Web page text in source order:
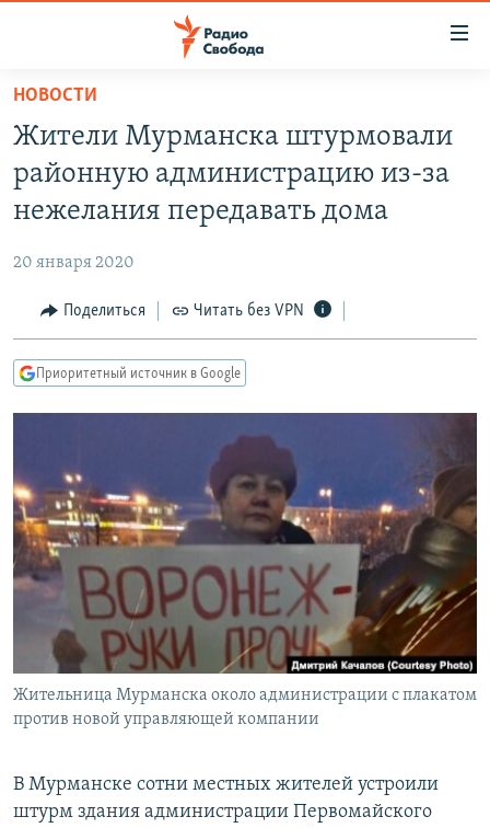
упрощенного
доступа
Вернуться
основному
Вернутся
Вернутся
АВТОРСКИЕ ПРОЕКТЫ
МНЕНИЯ
КУЛЬТУРА
КАВКАЗ.РЕАЛИИ
СИБИРЬ.РЕАЛИИ
РАСПИСАНИЕ ВЕЩАНИЯ
ПОДПИШИТЕСЬ НА РАССЫЛКУ
СОЦИАЛЬНЫЕ СЕТИ
НОВОСТИ
Жители Мурманска штурмовали
районную администрацию из-за
нежелания передавать дома
20 января 2020
Поделиться Читать без VPN
Приоритетный источник в Google
Жительница Мурманска около администрации с плакатом
против новой управляющей компании
В Мурманске сотни местных жителей устроили
штурм здания администрации Первомайского